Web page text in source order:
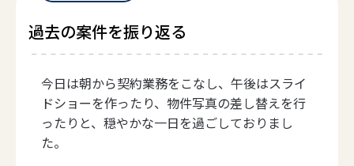
過去の案件を振り返る
今日は朝から契約業務をこなし、午後はスライ
ドショーを作ったり、物件写真の差し替えを行
ったりと、穏やかな一日を過ごしておりまし
た。